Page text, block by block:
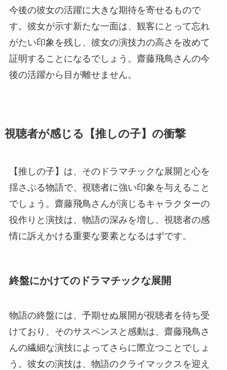
今後の彼女の活躍に大きな期待を寄せるもので
す。彼女が示す新たな一面は、観客にとって忘れ
がたい印象を残し、彼女の演技力の高さを改めて
証明することになるでしょう。齋藤飛鳥さんの今
後の活躍から目が離せません。
視聴者が感じる【推しの子】の衝撃
【推しの子】は、そのドラマチックな展開と心を
揺さぶる物語で、視聴者に強い印象を与えること
でしょう。齋藤飛鳥さんが演じるキャラクターの
役作りと演技は、物語の深みを増し、視聴者の感
情に訴えかける重要な要素となるはずです。
終盤にかけてのドラマチックな展開
物語の終盤には、予期せぬ展開が視聴者を待ち受
けており、そのサスペンスと感動は、齋藤飛鳥さ
んの繊細な演技によってさらに際立つことでしょ
う。彼女の演技は、物語のクライマックスを迎え